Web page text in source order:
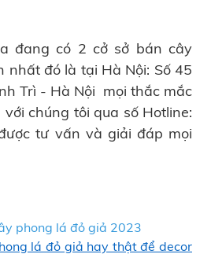
đang có 2 cở sở bán cây
nhất đó là tại Hà Nội: Số 45
Trì - Hà Nội mọi thắc mắc
chúng tôi qua số Hotline:
tư vấn và giải đáp mọi
phong lá đỏ giả 2023
lá đỏ giả hay thật để decor